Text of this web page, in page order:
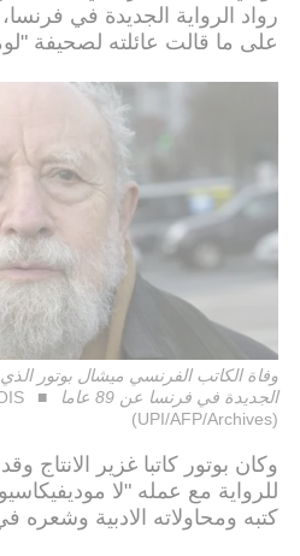
على ما قالت عائلته لصحيفة
وفاة الكاتب الفرنسي ميشال بوتور الذي
الجديدة في فرنسا عن 89 عاما
(UPI/AFP/Archives)
وكان بوتور كاتبا غزير الانتاج
للرواية مع عمله "لا
كتبه ومحاولاته الادبية وشعره